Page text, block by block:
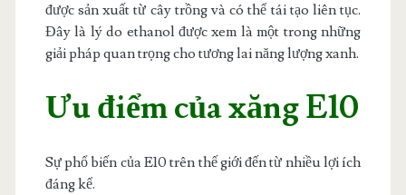
được sản xuất từ cây trồng và có thể tái tạo liên tục.
Đây là lý do ethanol được xem là một trong những
giải pháp quan trọng cho tương lai năng lượng xanh.
Ưu điểm của xăng E10
Sự phổ biến của E10 trên thế giới đến từ nhiều lợi ích
đáng kể.